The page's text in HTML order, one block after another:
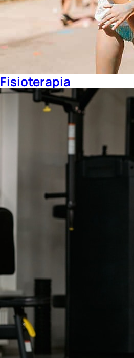
Fisioterapia